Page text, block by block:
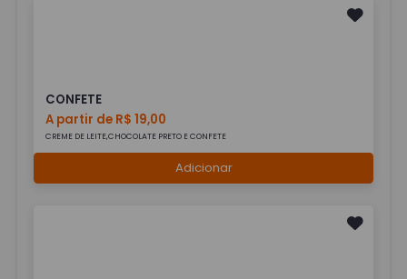
CONFETE
A partir de R$ 19,00
CREME DE LEITE,CHOCOLATE PRETO E CONFETE
Adicionar